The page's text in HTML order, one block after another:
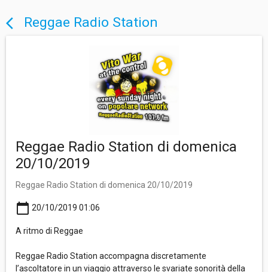
arrow_back_ios Reggae Radio Station
Reggae Radio Station di domenica
20/10/2019
Reggae Radio Station di domenica 20/10/2019
calendar_today 20/10/2019 01:06
A ritmo di Reggae
Reggae Radio Station accompagna discretamente
l’ascoltatore in un viaggio attraverso le svariate sonorità della